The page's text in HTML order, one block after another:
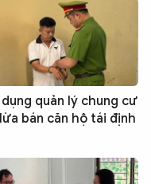
dụng quản lý chung cư
bán căn hộ tái định